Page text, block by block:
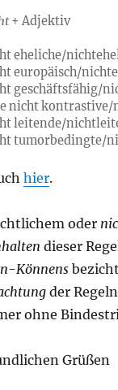
+ Adjektiv
eheliche/
europäisch/
geschäftsfähig/
nicht
leitende/
tumorbedingte/
hier.
oder
dieser
Könnens
der
ohne
Grüßen